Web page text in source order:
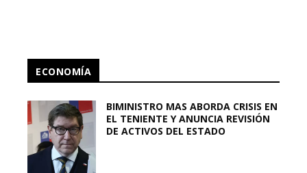
ECONOMÍA
BIMINISTRO MAS ABORDA CRISIS EN
EL TENIENTE Y ANUNCIA REVISIÓN
DE ACTIVOS DEL ESTADO